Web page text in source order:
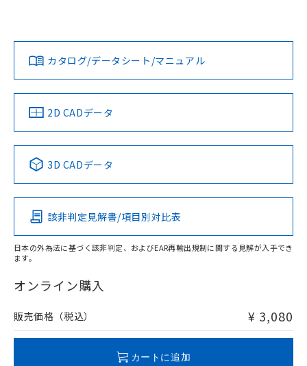
ダウンロードデータをご利用いただく前に、以下を必ずお読
みください。
ソフトウェアの使用条件
対応済み
中国 RoHS 注意事項・凡例
Pb Hg Cd Cr(VI)
O
在庫等で未対応品が混在する可能性があります。
問い合わせください。
カタログ/データシート/マニュアル
2D CADデータ
3D CADデータ
該非判定見解書/項目別対比表
日本の外為法に基づく該非判定、およびEAR再輸出規制に関する見解が入手でき
ます。
オンライン購入
販売価格（税込） ¥ 3,080
カートに追加